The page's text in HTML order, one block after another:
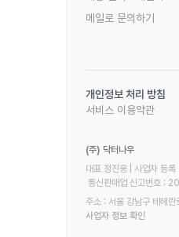
메일로 문의하기
개인정보 처리 방침
서비스 이용약관
(주) 닥터나우
대표 정진웅 | 사업자
통신판매업 신고번호
주소 : 서울 강남구 테헤
사업자 정보 확인